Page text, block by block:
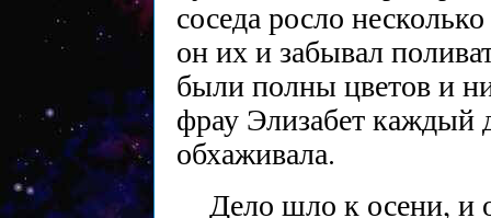
соседа росло
он их и забывал
были полны цветов и
фрау Элизабет каждый
обхаживала.
Дело шло к осени, и